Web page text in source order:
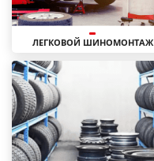
ЛЕГКОВОЙ ШИНОМОНТАЖ